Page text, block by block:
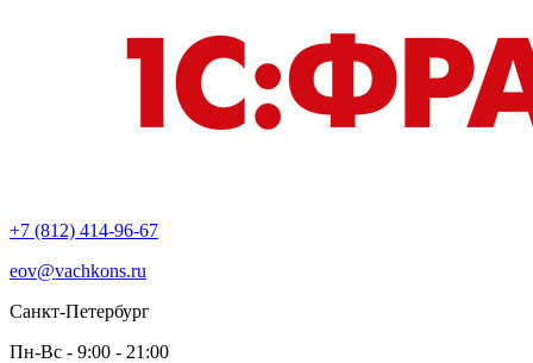
+7 (812) 414-96-67
eov@vachkons.ru
Санкт-Петербург
Пн-Вс - 9:00 - 21:00